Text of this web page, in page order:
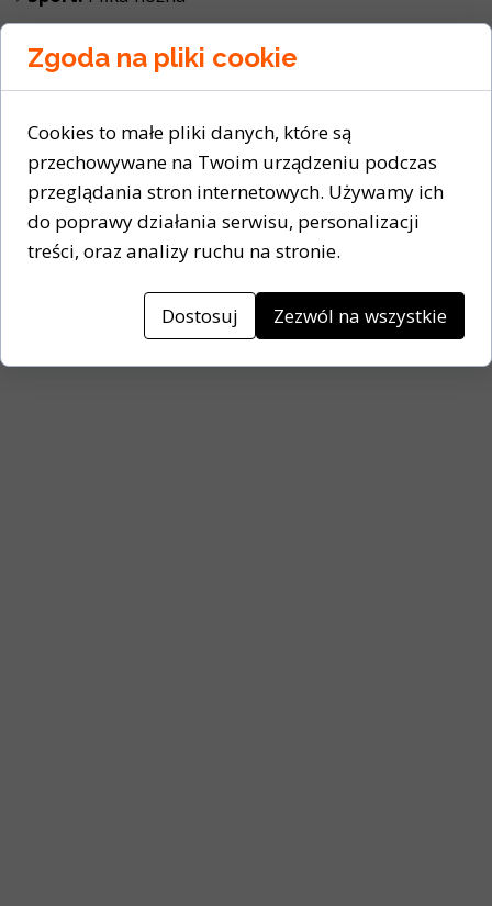
➡️ Typ produktu:
Lanki - Korki
➡️ Typ produktu:Niskie
➡️ Producent:adidas
➡️ Rodzaj zapięcia:
Bez sznurowania
➡️ Cholewka:Materiał syntetyczny
Zgoda na pliki cookie
Cookies to małe pliki danych, które są
przechowywane na Twoim urządzeniu podczas
przeglądania stron internetowych. Używamy ich
do poprawy działania serwisu, personalizacji
treści, oraz analizy ruchu na stronie.
Dostosuj Zezwól na wszystkie